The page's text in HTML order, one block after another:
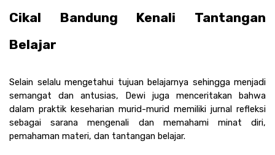
Cikal Bandung Kenali Tantangan
Belajar
Selain selalu mengetahui tujuan belajarnya sehingga menjadi
semangat dan antusias, Dewi juga menceritakan bahwa
dalam praktik keseharian murid-murid memiliki jurnal refleksi
sebagai sarana mengenali dan memahami minat diri,
pemahaman materi, dan tantangan belajar.